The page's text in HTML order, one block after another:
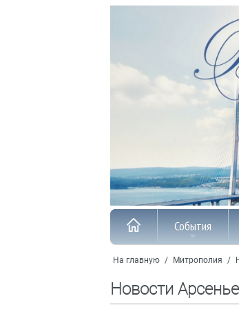
События
На главную / Митрополия /
Новости